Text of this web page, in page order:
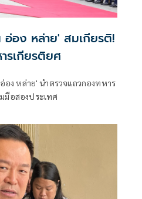
อง หล่าย' สมเกียรติ!
รเกียรติยศ
ง หล่าย' นำตรวจแถวกองทหาร
มือสองประเทศ